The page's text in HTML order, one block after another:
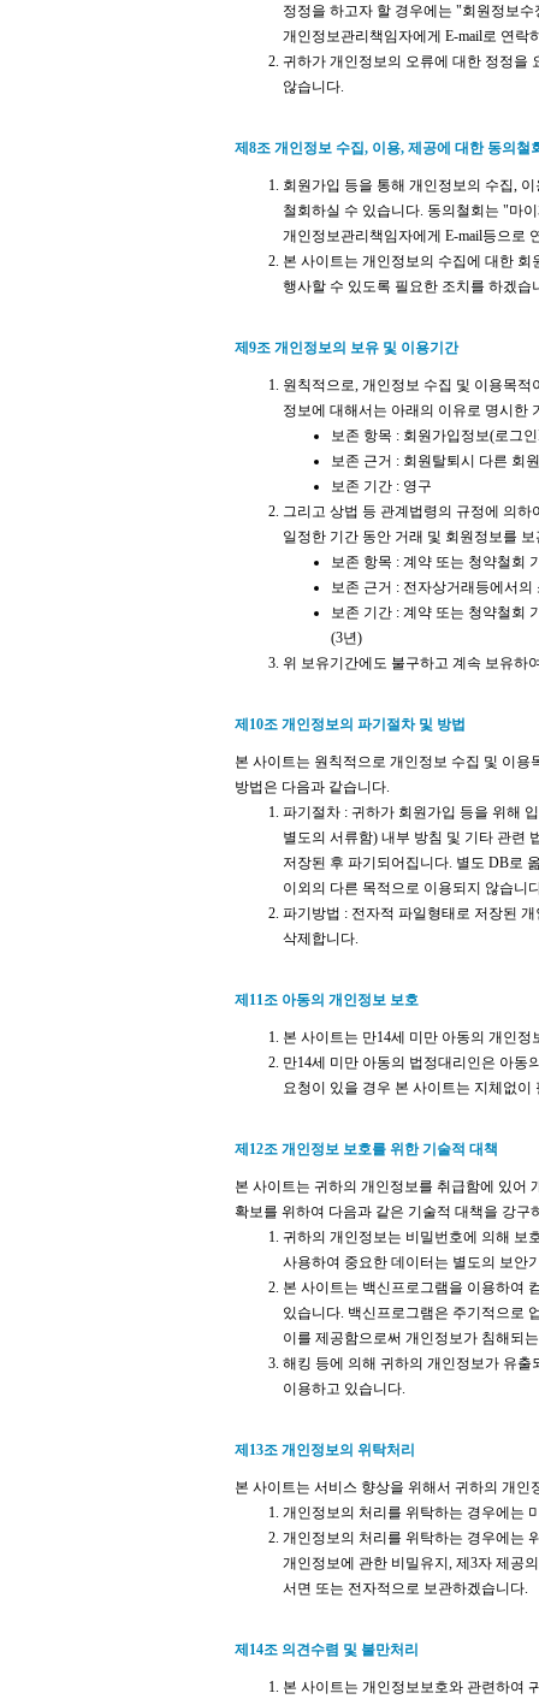
정정을 하고자 할 경우에는 "회원정보
개인정보관리책임자에게 E-mail로 연락
귀하가 개인정보의 오류에 대한 정정을
않습니다.
제8조 개인정보 수집, 이용, 제공에 대한 동의철
회원가입 등을 통해 개인정보의 수집,
철회하실 수 있습니다. 동의철회는 "마
개인정보관리책임자에게 E-mail등으로
본 사이트는 개인정보의 수집에 대한
행사할 수 있도록 필요한 조치를 하겠습
제9조 개인정보의 보유 및 이용기간
원칙적으로, 개인정보 수집 및 이용목
정보에 대해서는 아래의 이유로 명시한
보존 항목 : 회원가입정보(로그
보존 근거 : 회원탈퇴시 다른 회
보존 기간 : 영구
그리고 상법 등 관계법령의 규정에 의
일정한 기간 동안 거래 및 회원정보를
보존 항목 : 계약 또는 청약철회
보존 근거 : 전자상거래등에서
보존 기간 : 계약 또는 청약철회
(3년)
위 보유기간에도 불구하고 계속 보유하
제10조 개인정보의 파기절차 및 방법
본 사이트는 원칙적으로 개인정보 수집 및 이
방법은 다음과 같습니다.
파기절차 : 귀하가 회원가입 등을 위해
별도의 서류함) 내부 방침 및 기타 관련
저장된 후 파기되어집니다. 별도 DB로
이외의 다른 목적으로 이용되지 않습니
파기방법 : 전자적 파일형태로 저장된
삭제합니다.
제11조 아동의 개인정보 보호
본 사이트는 만14세 미만 아동의 개인
만14세 미만 아동의 법정대리인은 아동
요청이 있을 경우 본 사이트는 지체없이
제12조 개인정보 보호를 위한 기술적 대책
본 사이트는 귀하의 개인정보를 취급함에 있어
확보를 위하여 다음과 같은 기술적 대책을 강구
귀하의 개인정보는 비밀번호에 의해 보
사용하여 중요한 데이터는 별도의 보안
본 사이트는 백신프로그램을 이용하여
있습니다. 백신프로그램은 주기적으로
이를 제공함으로써 개인정보가 침해되
해킹 등에 의해 귀하의 개인정보가 유
이용하고 있습니다.
제13조 개인정보의 위탁처리
본 사이트는 서비스 향상을 위해서 귀하의 개
개인정보의 처리를 위탁하는 경우에는
개인정보의 처리를 위탁하는 경우에는
개인정보에 관한 비밀유지, 제3자 제공
서면 또는 전자적으로 보관하겠습니다.
제14조 의견수렴 및 불만처리
본 사이트는 개인정보보호와 관련하여